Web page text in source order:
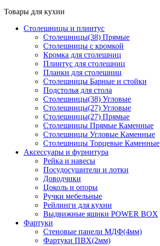
Товары для кухни
Столешницы и плинтус
Столешницы(38) Прямые
Столешницы с кромкой
Кромка для столешниц
Плинтус для столешниц
Планки для столешниц
Столешницы Барные и стойки
Подстолья для стола
Столешницы(38) Угловые
Столешницы(27) Угловые
Столешницы(27) Прямые
Столешницы Прямые Каменные
Столешницы Угловые Каменные
Столешницы Торцевые Каменные
Аксессуары и фурнитура
Рейка и навесы
Посудосушители и лотки
Доводчики
Цоколь и опоры
Ручки мебельные
Рейлинги для кухни
Выдвижные ящики POWER BOX
Фартуки
Стеновые панели МДФ(4мм)
Фартуки ПВХ(2мм)